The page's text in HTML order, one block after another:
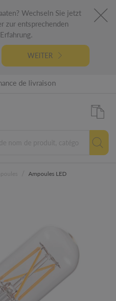
Wechseln Sie jetzt
zur entsprechenden
WEITER
produit
de livraison
5 ans
Allemande
Ampoules LED